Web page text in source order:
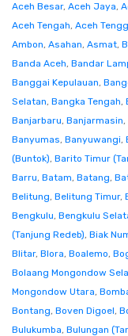
Aceh Besar, Aceh Jaya,
Aceh Tengah, Aceh
Ambon, Asahan, Asmat,
Banda Aceh, Bandar
Banggai Kepulauan,
Selatan, Bangka Tengah,
Banjarbaru, Banjarmasin,
Banyumas, Banyuwangi,
(Buntok), Barito Timur
Barru, Batam, Batang,
Belitung, Belitung Timur,
Bengkulu, Bengkulu
(Tanjung Redeb), Biak
Blitar, Blora, Boalemo,
Bolaang Mongondow
Mongondow Utara,
Bontang, Boven Digoel,
Bulukumba, Bulungan